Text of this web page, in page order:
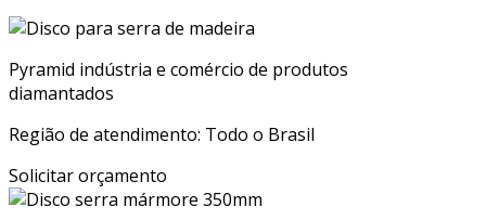
Pyramid indústria e comércio de produtos
diamantados
Região de atendimento: Todo o Brasil
Solicitar orçamento